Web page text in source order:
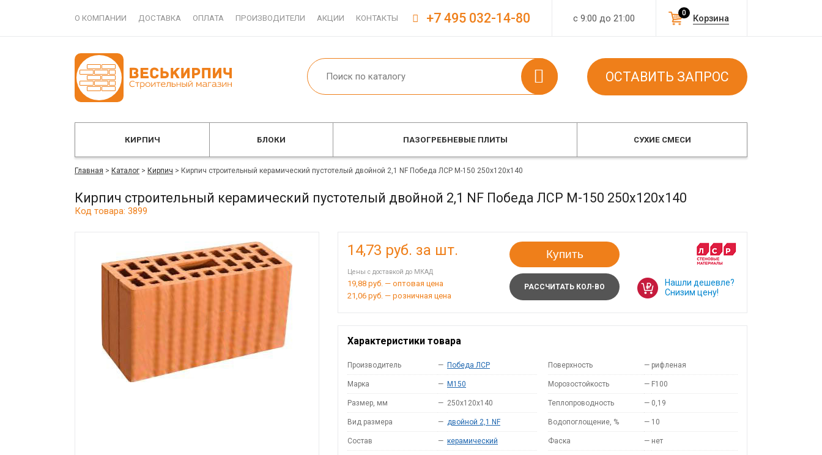
О КОМПАНИИ ДОСТАВКА ОПЛАТА ПРОИЗВОДИТЕЛИ АКЦИИ КОНТАКТЫ с 9:00 до 21:00 Корзина
0
+7 495 032-14-80
ОСТАВИТЬ ЗАПРОС
КИРПИЧ БЛОКИ ПАЗОГРЕБНЕВЫЕ ПЛИТЫ СУХИЕ СМЕСИ
Главная > Каталог > Кирпич > Кирпич строительный керамический пустотелый двойной 2,1 NF Победа ЛСР М-150 250x120x140
Кирпич строительный керамический пустотелый двойной 2,1 NF Победа ЛСР М-150 250x120x140
Код товара: 3899
14,73 руб. за шт.
Цены с доставкой до МКАД
19,88 руб. — оптовая цена
21,06 руб. — розничная цена
Купить
РАССЧИТАТЬ КОЛ-ВО
Нашли дешевле?
Снизим цену!
Характеристики товара
Производитель — Победа ЛСР
Марка — M150
Размер, мм — 250x120x140
Вид размера — двойной 2,1 NF
Состав — керамический
Поверхность — рифленая
Морозостойкость — F100
Теплопроводность — 0,19
Водопоглощение, % — 10
Фаска — нет